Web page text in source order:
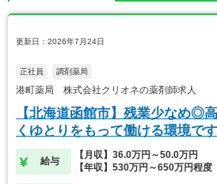
更新日：2026年7月24日
正社員 調剤薬局
港町薬局 株式会社クリオネの薬剤師求人
【北海道函館市】残業少なめ◎
くゆとりをもって働ける環境です
給与
【月収】36.0万円～50.0万円
【年収】530万円～650万円程度